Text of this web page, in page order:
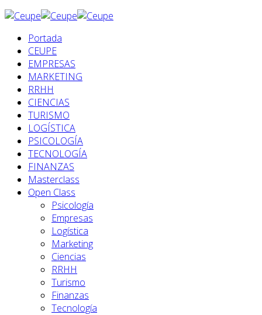
Portada
CEUPE
EMPRESAS
MARKETING
RRHH
CIENCIAS
TURISMO
LOGÍSTICA
PSICOLOGÍA
TECNOLOGÍA
FINANZAS
Masterclass
Open Class
Psicología
Empresas
Logística
Marketing
Ciencias
RRHH
Turismo
Finanzas
Tecnología